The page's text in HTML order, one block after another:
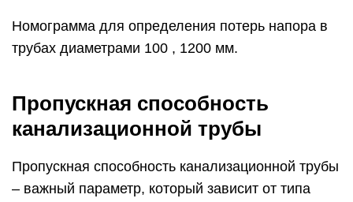
Номограмма для определения потерь напора в
трубах диаметрами 100 , 1200 мм.
Пропускная способность
канализационной трубы
Пропускная способность канализационной трубы
– важный параметр, который зависит от типа